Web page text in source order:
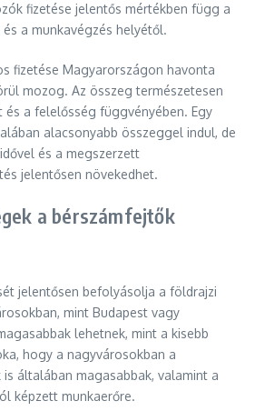
fizetése jelentős mértékben függ a
a munkavégzés helyétől.
fizetése Magyarországon havonta
mozog. Az összeg természetesen
a felelősség függvényében. Egy
alacsonyabb összeggel indul, de
és a megszerzett
jelentősen növekedhet.
a bérszámfejtők
jelentősen befolyásolja a földrajzi
mint Budapest vagy
lehetnek, mint a kisebb
hogy a nagyvárosokban a
általában magasabbak, valamint a
képzett munkaerőre.